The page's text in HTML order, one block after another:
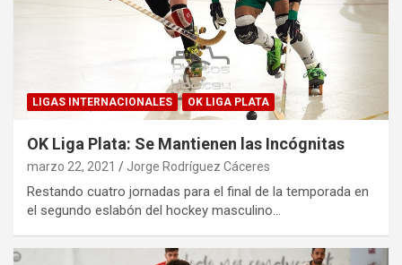
LIGAS INTERNACIONALES OK LIGA PLATA
OK Liga Plata: Se Mantienen las Incógnitas
marzo 22, 2021 Jorge Rodríguez Cáceres
Restando cuatro jornadas para el final de la temporada en
el segundo eslabón del hockey masculino…